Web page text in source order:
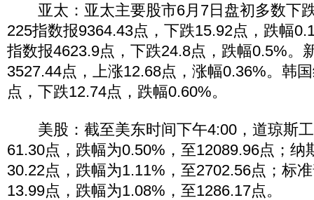
亚太：亚太主要股市6月7日盘初多数下
225指数报9364.43点，下跌15.92点，跌幅
指数报4623.9点，下跌24.8点，跌幅0.5%。
3527.44点，上涨12.68点，涨幅0.36%。韩
点，下跌12.74点，跌幅0.60%。
美股：截至美东时间下午4:00，道琼斯工
61.30点，跌幅为0.50%，至12089.96点；纳
30.22点，跌幅为1.11%，至2702.56点；标
13.99点，跌幅为1.08%，至1286.17点。